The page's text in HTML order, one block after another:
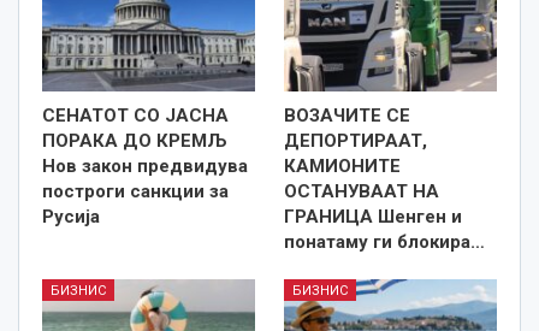
СЕНАТОТ СО ЈАСНА
ПОРАКА ДО КРЕМЉ
Нов закон предвидува
построги санкции за
Русија
ВОЗАЧИТЕ СЕ
ДЕПОРТИРААТ,
КАМИОНИТЕ
ОСТАНУВААТ НА
ГРАНИЦА Шенген и
понатаму ги блокира…
БИЗНИС БИЗНИС